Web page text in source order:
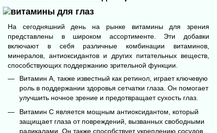
На сегодняшний день на рынке витамины для зрения
представлены в широком ассортименте. Эти добавки
включают в себя различные комбинации витаминов,
минералов, антиоксидантов и других питательных веществ,
способствующих поддержанию зрительной функции.
Витамин A, также известный как ретинол, играет ключевую
роль в поддержании здоровья сетчатки глаза. Он помогает
улучшить ночное зрение и предотвращает сухость глаз.
Витамин C является мощным антиоксидантом, который
защищает глаза от повреждений, вызванных свободными
радикалами. Он также способствует укреплению сосудов